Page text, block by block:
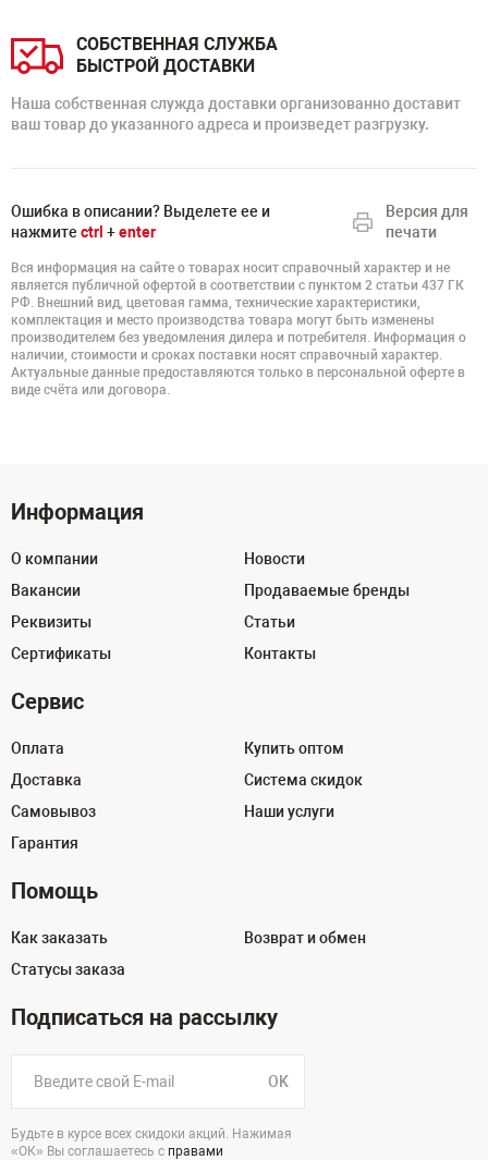
СОБСТВЕННАЯ СЛУЖБА
БЫСТРОЙ ДОСТАВКИ
Наша собственная служда доставки организованно доставит
ваш товар до указанного адреса и произведет разгрузку.
Ошибка в описании? Выделете ее и
нажмите ctrl +enter
Версия для
печати
Вся информация на сайте о товарах носит справочный характер и не
является публичной офертой в соответствии с пунктом 2 статьи 437 ГК
РФ. Внешний вид, цветовая гамма, технические характеристики,
комплектация и место производства товара могут быть изменены
производителем без уведомления дилера и потребителя. Информация о
наличии, стоимости и сроках поставки носят справочный характер.
Актуальные данные предоставляются только в персональной оферте в
виде счёта или договора.
Информация
О компании
Вакансии
Реквизиты
Сертификаты
Новости
Продаваемые бренды
Статьи
Контакты
Сервис
Оплата
Доставка
Самовывоз
Гарантия
Купить оптом
Система скидок
Наши услуги
Помощь
Как заказать
Статусы заказа
Возврат и обмен
Подписаться на рассылку
OK
Будьте в курсе всех скидоки акций. Нажимая
«ОК» Вы соглашаетесь с правами